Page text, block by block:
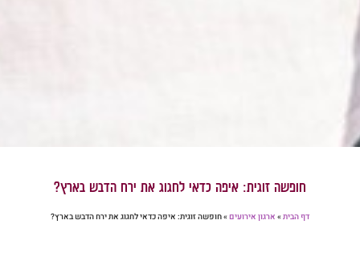
חופשה זוגית: איפה כדאי לחגוג את ירח הדבש בארץ?
דף הבית»ארגון אירועים»חופשה זוגית: איפה כדאי לחגוג את ירח הדבש בארץ?